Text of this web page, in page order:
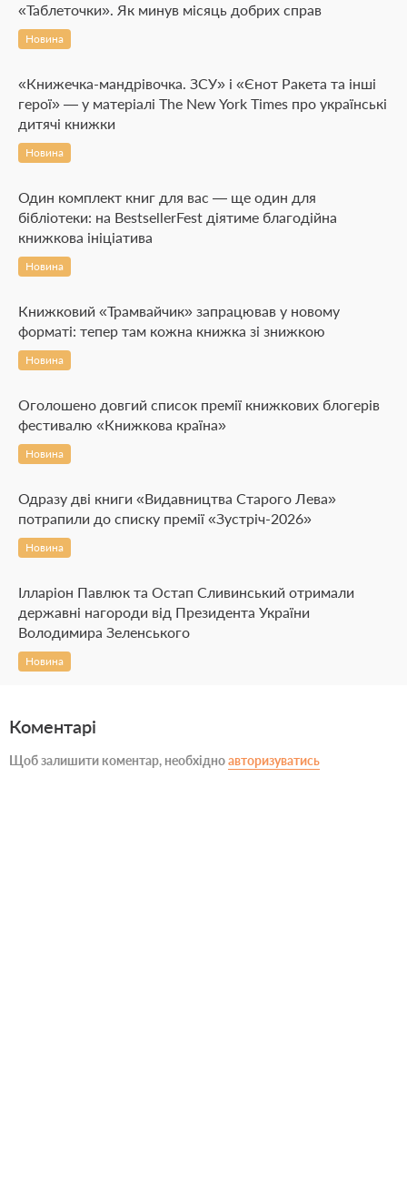
«Таблеточки». Як минув місяць добрих справ
Новина
«Книжечка-мандрівочка. ЗСУ» і «Єнот Ракета та інші
герої» — у матеріалі The New York Times про українські
дитячі книжки
Новина
Один комплект книг для вас — ще один для
бібліотеки: на BestsellerFest діятиме благодійна
книжкова ініціатива
Новина
Книжковий «Трамвайчик» запрацював у новому
форматі: тепер там кожна книжка зі знижкою
Новина
Оголошено довгий список премії книжкових блогерів
фестивалю «Книжкова країна»
Новина
Одразу дві книги «Видавництва Старого Лева»
потрапили до списку премії «Зустріч-2026»
Новина
Ілларіон Павлюк та Остап Сливинський отримали
державні нагороди від Президента України
Володимира Зеленського
Новина
Коментарі
Щоб залишити коментар, необхідноавторизуватись